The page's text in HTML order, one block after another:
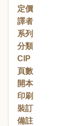
定價
譯者
系列
分類
CIP
頁數
開本
印刷
裝訂
備註